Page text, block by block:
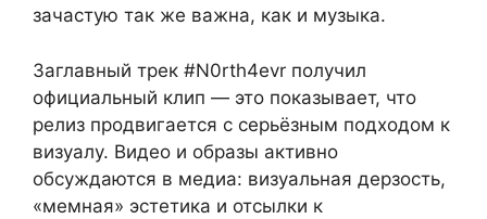
зачастую так же важна, как и музыка.
Заглавный трек #N0rth4evr получил
официальный клип — это показывает, что
релиз продвигается с серьёзным подходом к
визуалу. Видео и образы активно
обсуждаются в медиа: визуальная дерзость,
«мемная» эстетика и отсылки к